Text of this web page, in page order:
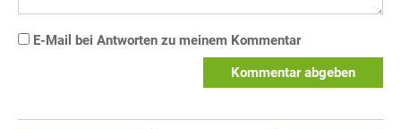
E-Mail bei Antworten zu meinem Kommentar
Kommentar abgeben